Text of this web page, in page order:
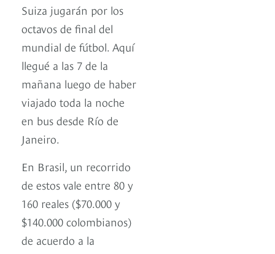
Suiza jugarán por los
octavos de final del
mundial de fútbol. Aquí
llegué a las 7 de la
mañana luego de haber
viajado toda la noche
en bus desde Río de
Janeiro.
En Brasil, un recorrido
de estos vale entre 80 y
160 reales ($70.000 y
$140.000 colombianos)
de acuerdo a la